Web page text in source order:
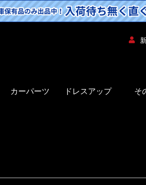
カーパーツ ドレスアップ そ